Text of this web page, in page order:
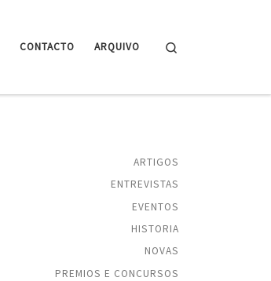
CONTACTO ARQUIVO
ARTIGOS
ENTREVISTAS
EVENTOS
HISTORIA
NOVAS
PREMIOS E CONCURSOS